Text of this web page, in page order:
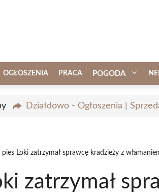
OGŁOSZENIA PRACA POGODA
Działdowo - Ogłoszenia |
pies Loki zatrzymał sprawcę kradzieży z
zatrzymał